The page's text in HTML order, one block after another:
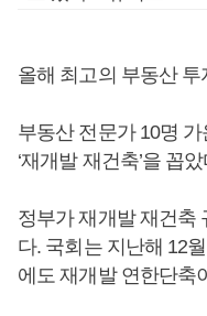
올해 최고의 부동산
부동산 전문가 10명
‘재개발 재건축’을 꼽
정부가 재개발 재건축
다. 국회는 지난해 12
에도 재개발 연한단축